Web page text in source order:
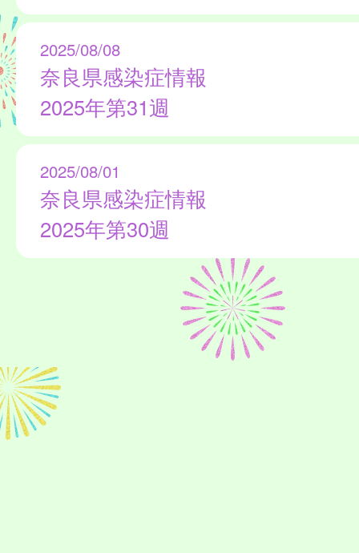
2025/08/08
奈良県感染症情報
2025年第31週
2025/08/01
奈良県感染症情報
2025年第30週